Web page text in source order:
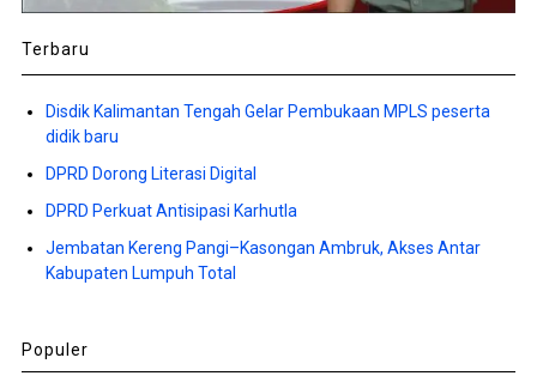
Terbaru
Disdik Kalimantan Tengah Gelar Pembukaan MPLS peserta
didik baru
DPRD Dorong Literasi Digital
DPRD Perkuat Antisipasi Karhutla
Jembatan Kereng Pangi–Kasongan Ambruk, Akses Antar
Kabupaten Lumpuh Total
Populer